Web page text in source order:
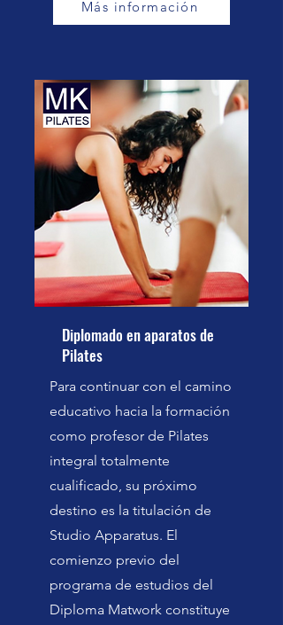
Más información
Diplomado en aparatos de
Pilates
Para continuar con el camino
educativo hacia la formación
como profesor de Pilates
integral totalmente
cualificado, su próximo
destino es la titulación de
Studio Apparatus. El
comienzo previo del
programa de estudios del
Diploma Matwork constituye